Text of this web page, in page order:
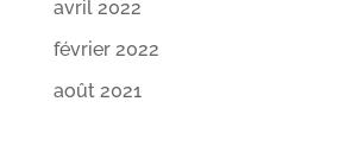
avril 2022
février 2022
août 2021